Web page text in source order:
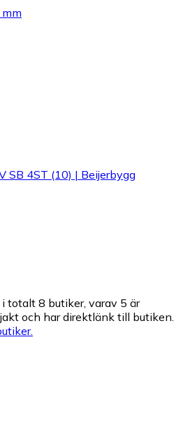
SB 4ST (10) | Beijerbygg
totalt 8 butiker, varav 5 är
och har direktlänk till butiken.